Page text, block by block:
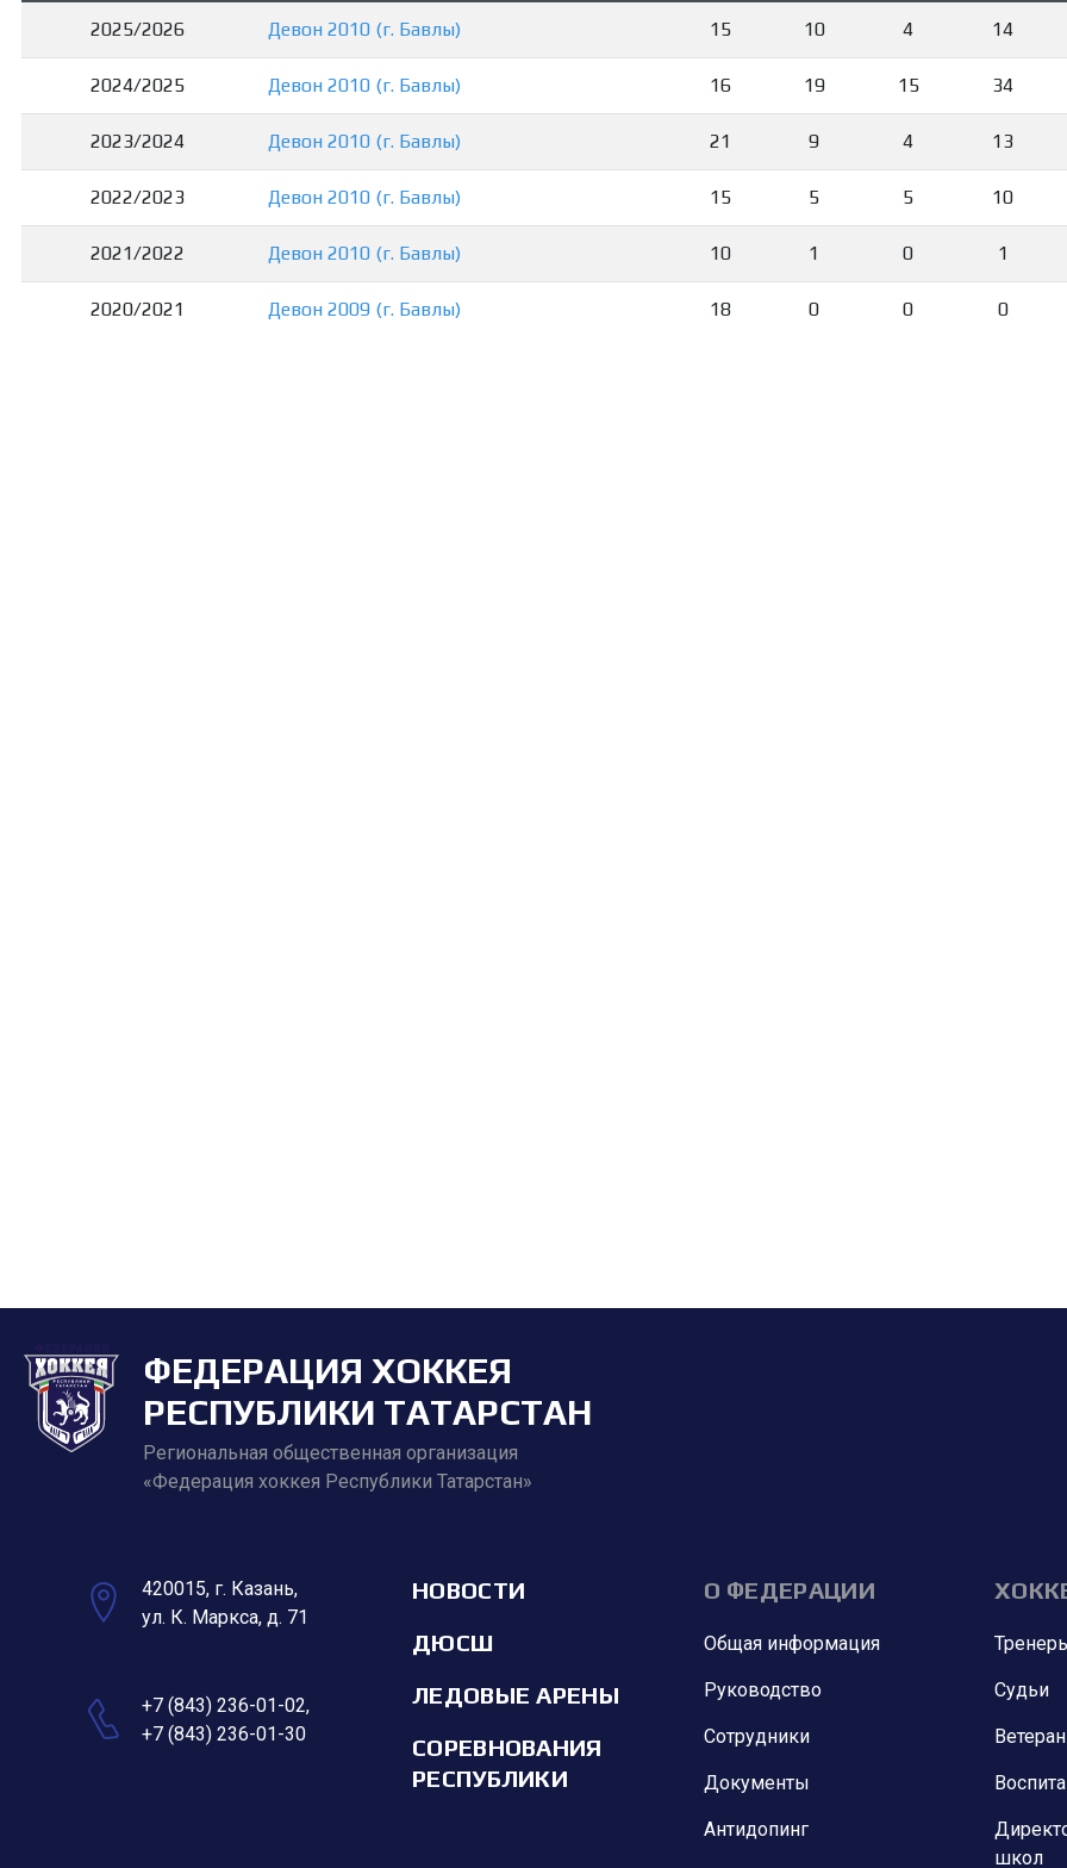
2025/2026 Девон 2010 (г. Бавлы) 15 10 4 14
2024/2025 Девон 2010 (г. Бавлы) 16 19 15 34
2023/2024 Девон 2010 (г. Бавлы) 21 9 4 13
2022/2023 Девон 2010 (г. Бавлы) 15 5 5 10
2021/2022 Девон 2010 (г. Бавлы) 10 1 0 1
2020/2021 Девон 2009 (г. Бавлы) 18 0 0 0
ФЕДЕРАЦИЯ ХОККЕЯ
РЕСПУБЛИКИ ТАТАРСТАН
Региональная общественная организация
«Федерация хоккея Республики Татарстан»
420015, г. Казань,
ул. К. Маркса, д. 71
+7 (843) 236-01-02,
+7 (843) 236-01-30
НОВОСТИ
ДЮСШ
ЛЕДОВЫЕ АРЕНЫ
СОРЕВНОВАНИЯ
РЕСПУБЛИКИ
О ФЕДЕРАЦИИ
Общая информация
Руководство
Сотрудники
Документы
Антидопинг
Судьи
школ